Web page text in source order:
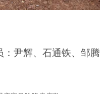
：尹辉、石通铁、邹腾